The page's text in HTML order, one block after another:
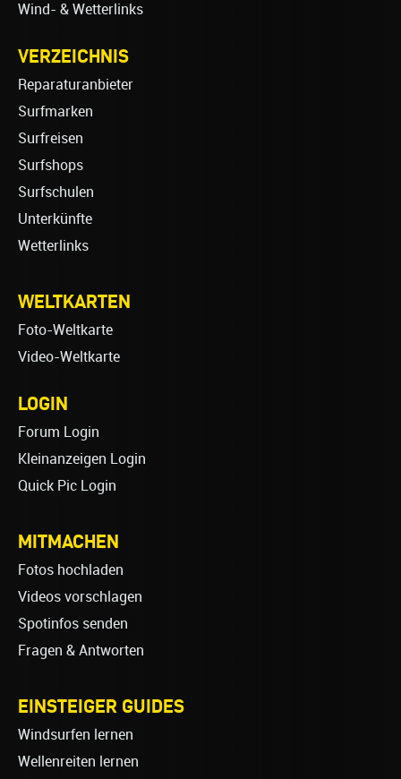
Wind- & Wetterlinks
VERZEICHNIS
Reparaturanbieter
Surfmarken
Surfreisen
Surfshops
Surfschulen
Unterkünfte
Wetterlinks
WELTKARTEN
Foto-Weltkarte
Video-Weltkarte
LOGIN
Forum Login
Kleinanzeigen Login
Quick Pic Login
MITMACHEN
Fotos hochladen
Videos vorschlagen
Spotinfos senden
Fragen & Antworten
EINSTEIGER GUIDES
Windsurfen lernen
Wellenreiten lernen